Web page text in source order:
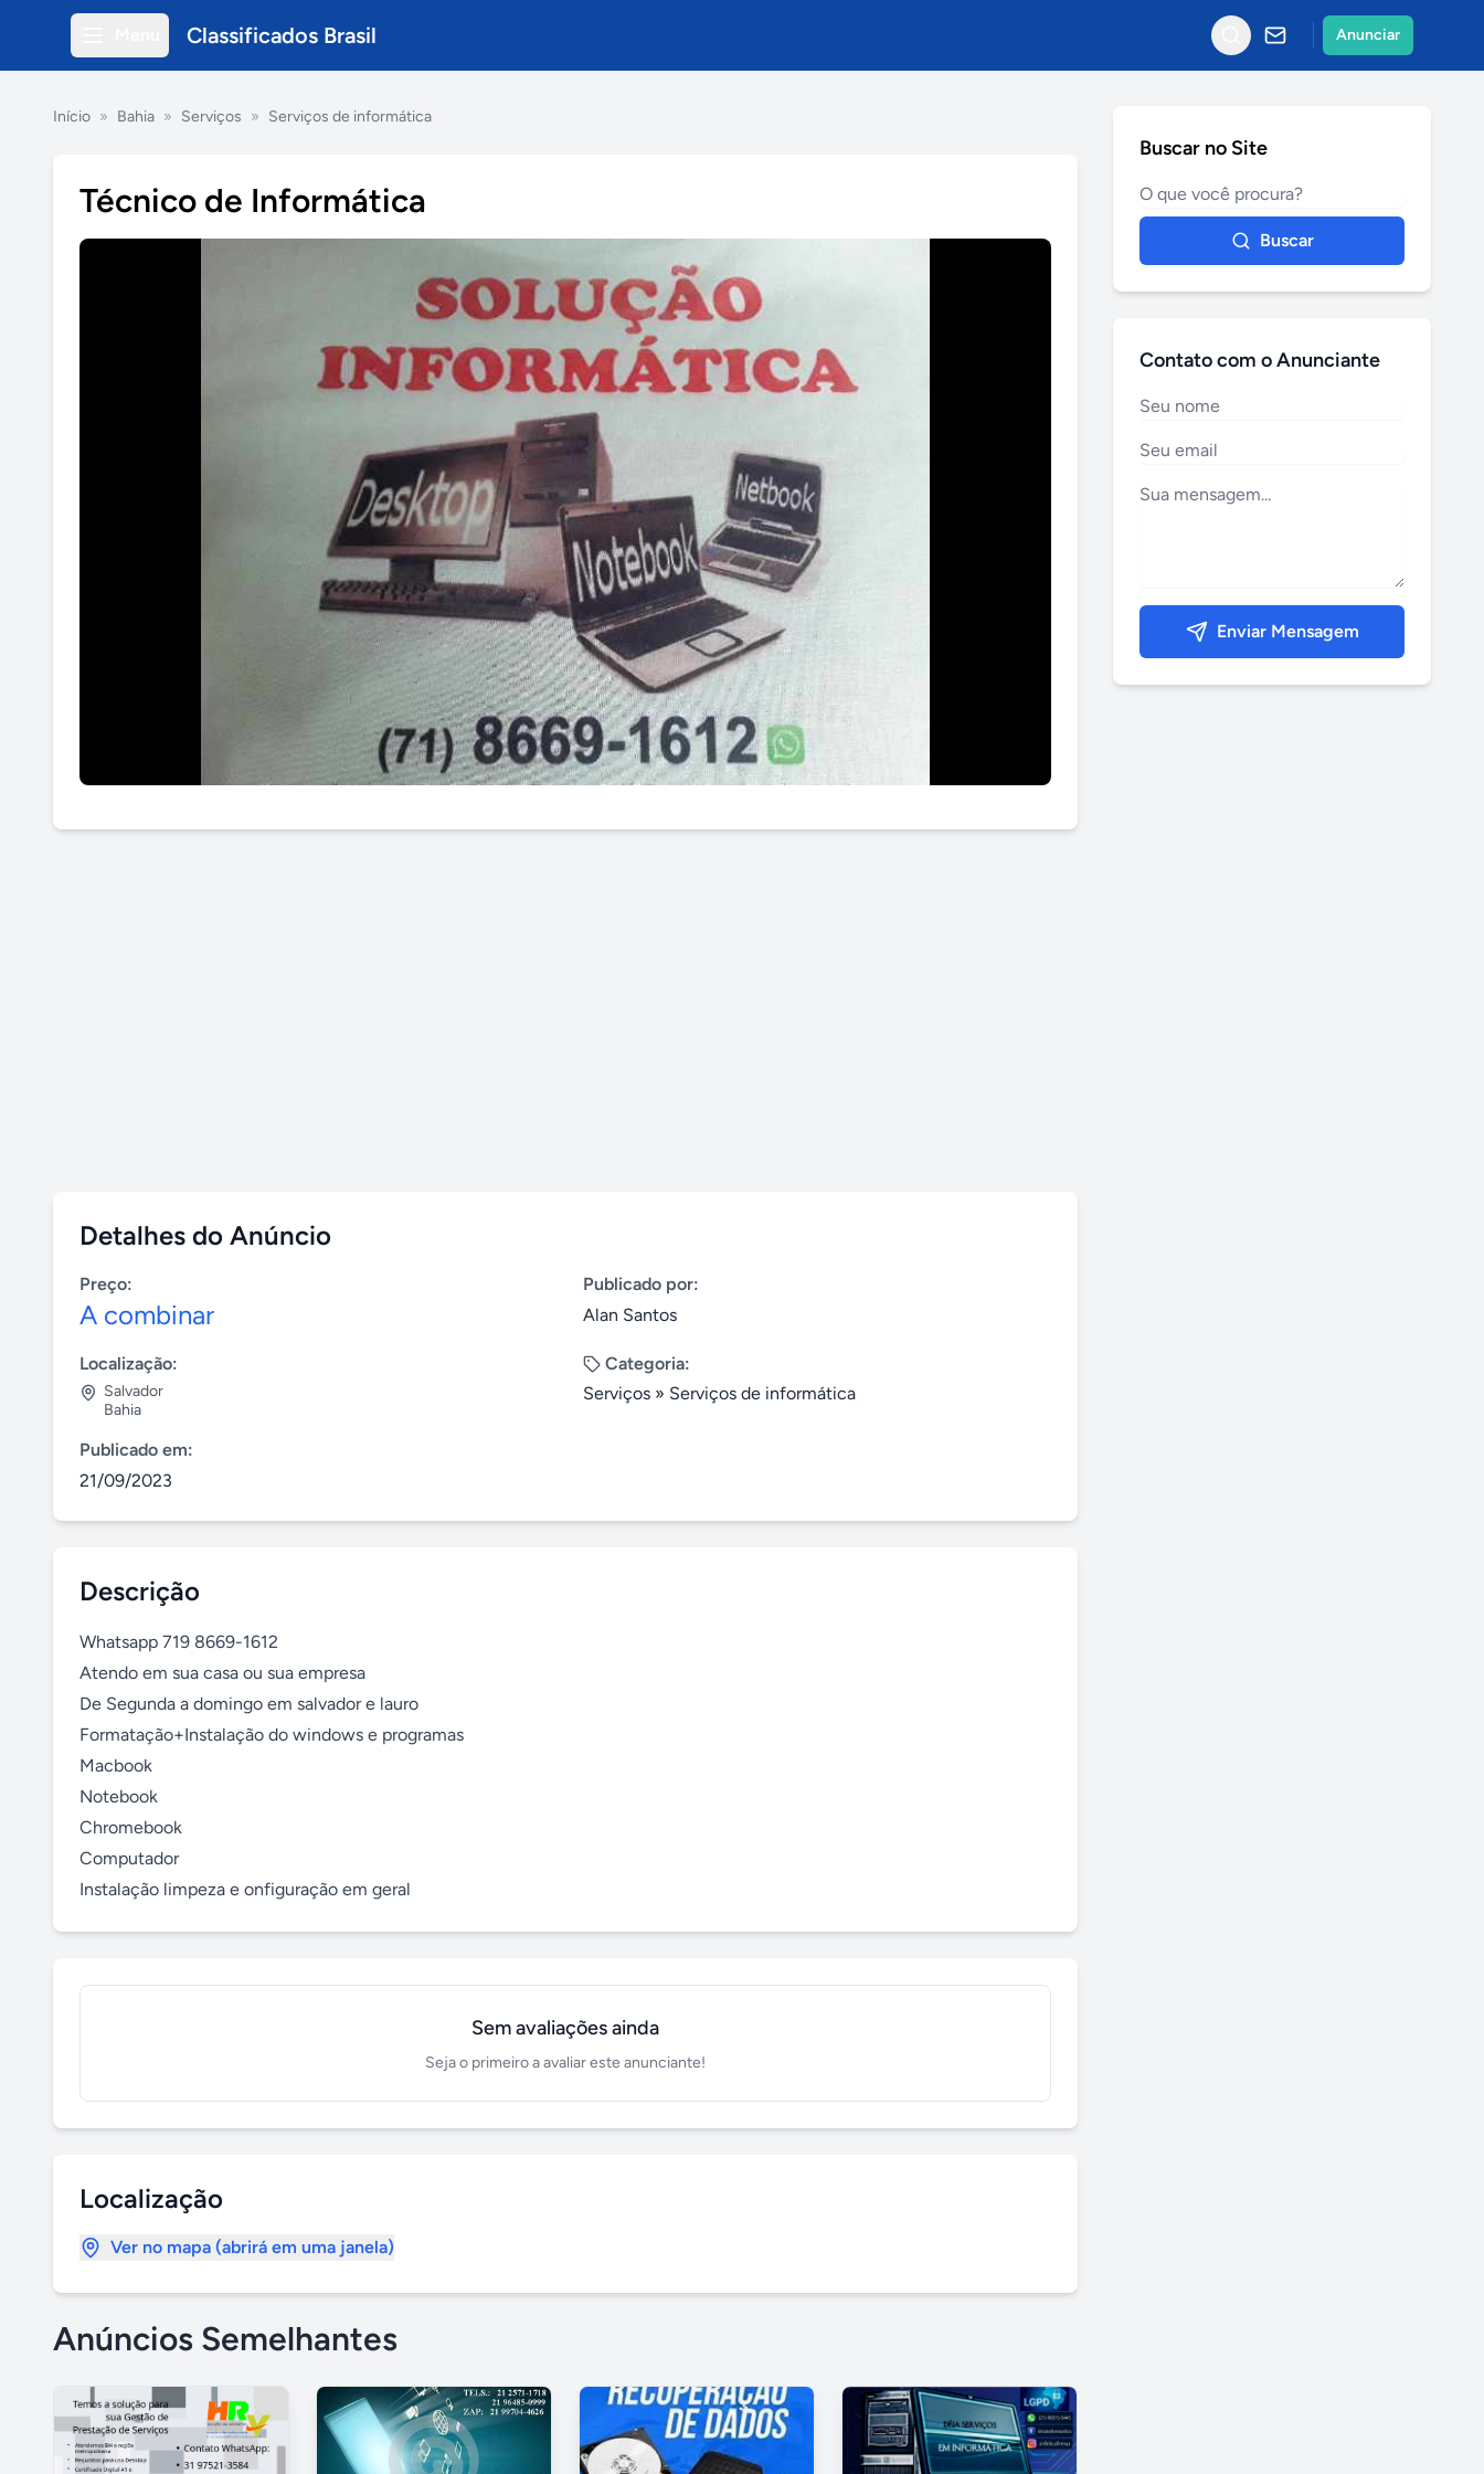
Classificados Brasil Anunciar
Início » Bahia » Serviços » Serviços de informática
Técnico de Informática
Detalhes do Anúncio
Preço:
A combinar
Publicado por:
Alan Santos
Localização:
Salvador
Bahia
Categoria:
Serviços » Serviços de informática
Publicado em:
21/09/2023
Descrição
Whatsapp 719 8669-1612
Atendo em sua casa ou sua empresa
De Segunda a domingo em salvador e lauro
Formatação+Instalação do windows e programas
Macbook
Notebook
Chromebook
Computador
Instalação limpeza e onfiguração em geral
Sem avaliações ainda
Seja o primeiro a avaliar este anunciante!
Localização
Ver no mapa (abrirá em uma janela)
Anúncios Semelhantes
Buscar no Site
Buscar
Contato com o Anunciante
Enviar Mensagem